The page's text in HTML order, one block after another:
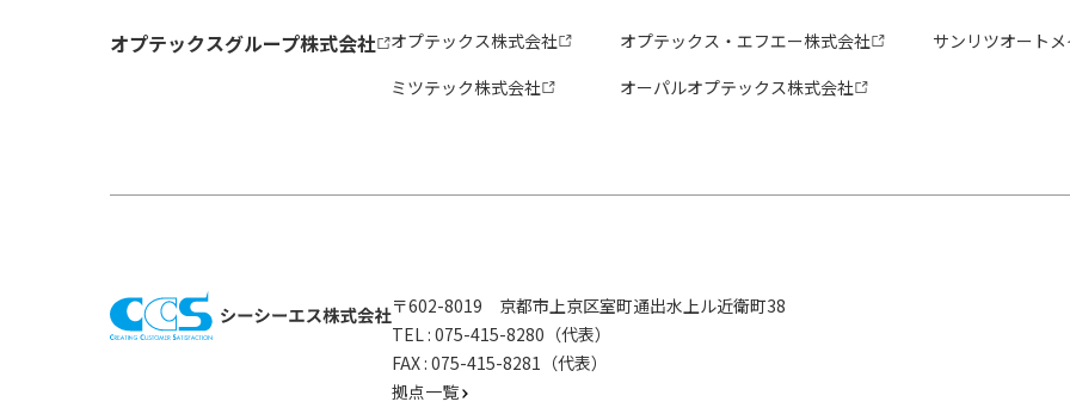
オプテックスグループ株式会社 オプテックス株式会社 オプテックス・エフエー株式会社
サンリツオート
ミツテック株式会社
オーパルオプテックス株式会社
〒602-8019 京都市上京区室町通出水上ル近衛町38
TEL : 075-415-8280（代表）
FAX : 075-415-8281（代表）
拠点一覧